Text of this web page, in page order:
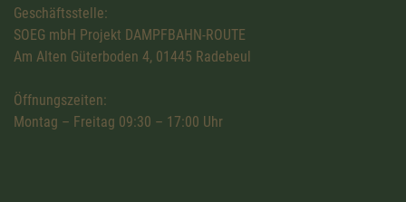
Geschäftsstelle:
SOEG mbH Projekt DAMPFBAHN-ROUTE
Am Alten Güterboden 4, 01445 Radebeul
Öffnungszeiten:
Montag – Freitag 09:30 – 17:00 Uhr